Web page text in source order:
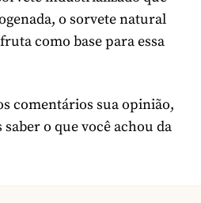
o sorvete natural
como base para essa
comentários sua opinião,
o que você achou da